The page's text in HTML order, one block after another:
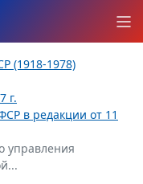
(1918-1978)
г.
в редакции от 11
управления